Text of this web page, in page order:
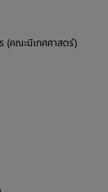
คณะนิเทศศาสตร์)